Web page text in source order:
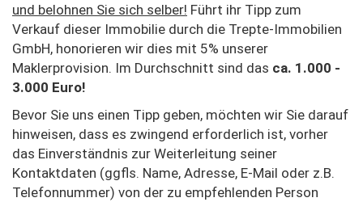
und belohnen Sie sich selber! Führt ihr Tipp zum
Verkauf dieser Immobilie durch die Trepte-Immobilien
GmbH, honorieren wir dies mit 5% unserer
Maklerprovision. Im Durchschnitt sind das ca. 1.000 -
3.000 Euro!
Bevor Sie uns einen Tipp geben, möchten wir Sie darauf
hinweisen, dass es zwingend erforderlich ist, vorher
das Einverständnis zur Weiterleitung seiner
Kontaktdaten (ggfls. Name, Adresse, E-Mail oder z.B.
Telefonnummer) von der zu empfehlenden Person